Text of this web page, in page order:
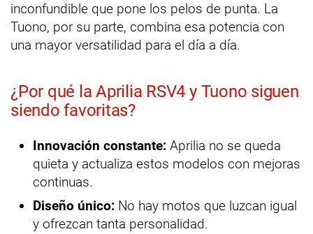
inconfundible que pone los pelos de punta. La
Tuono, por su parte, combina esa potencia con
una mayor versatilidad para el día a día.
¿Por qué la Aprilia RSV4 y Tuono siguen
siendo favoritas?
Innovación constante: Aprilia no se queda
quieta y actualiza estos modelos con mejoras
continuas.
Diseño único: No hay motos que luzcan igual
y ofrezcan tanta personalidad.